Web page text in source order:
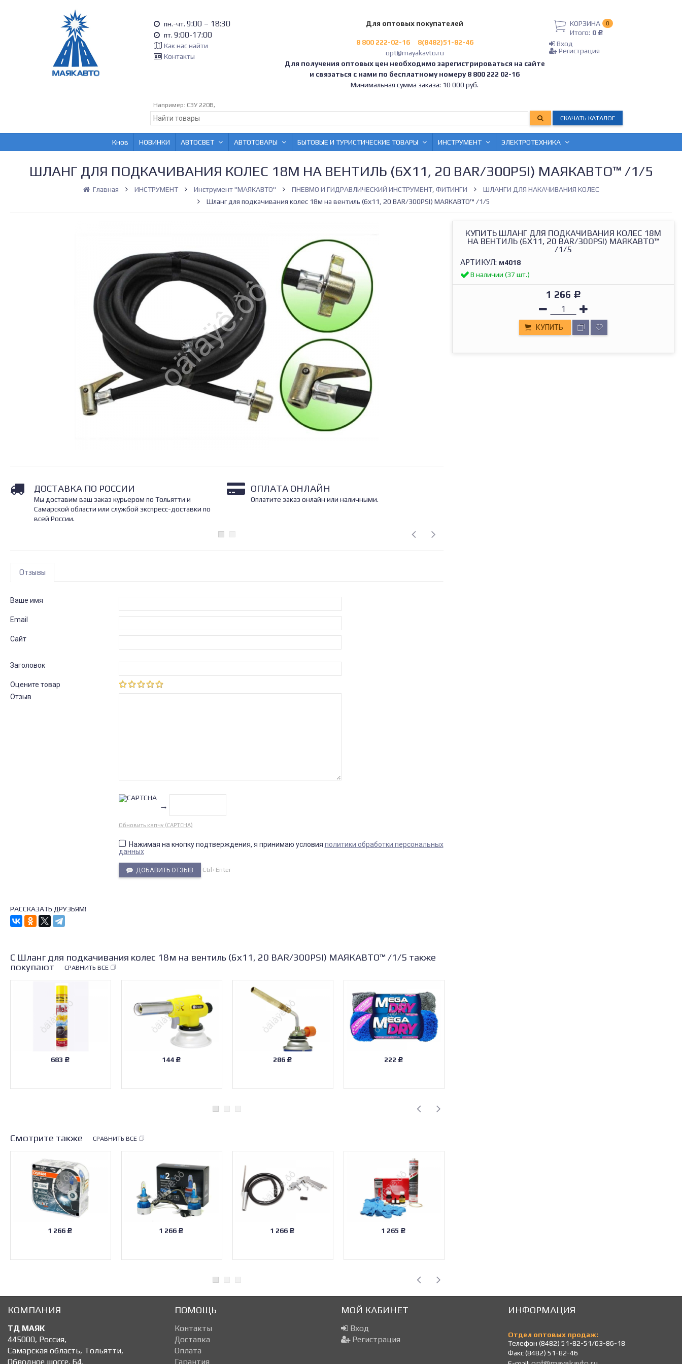
пн.-чт. 9:00 – 18:30
пт. 9:00-17:00
Как нас найти
Контакты
Для оптовых покупателей
8 800 222-02-16
8(8482)51-82-46
opt@mayakavto.ru
Для получения оптовых цен необходимо зарегистрироваться на сайте
и связаться с нами по бесплатному номеру 8 800 222 02-16
Минимальная сумма заказа: 10 000 руб.
КОРЗИНА 0
Итого: 0 Р
Вход
Регистрация
Например: СЗУ 220В,
СКАЧАТЬ КАТАЛОГ
Кнов НОВИНКИ АВТОСВЕТ АВТОТОВАРЫ БЫТОВЫЕ И ТУРИСТИЧЕСКИЕ ТОВАРЫ ИНСТРУМЕНТ ЭЛЕКТРОТЕХНИКА
ШЛАНГ ДЛЯ ПОДКАЧИВАНИЯ КОЛЕС 18М НА ВЕНТИЛЬ (6Х11, 20 BAR/300PSI) МАЯКАВТО™ /1/5
Главная ИНСТРУМЕНТ Инструмент "МАЯКАВТО" ПНЕВМО И ГИДРАВЛИЧЕСКИЙ ИНСТРУМЕНТ, ФИТИНГИ
ШЛАНГИ ДЛЯ НАКАЧИВАНИЯ КОЛЕС
Шланг для подкачивания колес 18м на вентиль (6х11, 20 BAR/300PSI) МАЯКАВТО™ /1/5
КУПИТЬ ШЛАНГ ДЛЯ ПОДКАЧИВАНИЯ КОЛЕС 18М
НА ВЕНТИЛЬ (6Х11, 20 BAR/300PSI) МАЯКАВТО™
/1/5
АРТИКУЛ: м4018
В наличии (37 шт.)
1 266 Р
КУПИТЬ
ДОСТАВКА ПО РОССИИ
Мы доставим ваш заказ курьером по Тольятти и
Самарской области или службой экспресс-доставки по
всей России.
ОПЛАТА ОНЛАЙН
Оплатите заказ онлайн или наличными.
Отзывы
Ваше имя
Email
Сайт
Заголовок
Оцените товар
Отзыв
→
Обновить капчу (CAPTCHA)
Нажимая на кнопку подтверждения, я принимаю условия политики обработки персональных
данных
ДОБАВИТЬ ОТЗЫВ Ctrl+Enter
РАССКАЗАТЬ ДРУЗЬЯМ!
С Шланг для подкачивания колес 18м на вентиль (6х11, 20 BAR/300PSI) МАЯКАВТО™ /1/5 также
покупают
СРАВНИТЬ ВСЕ
683 Р 144 Р 286 Р 222 Р
Смотрите также СРАВНИТЬ ВСЕ
1 266 Р 1 266 Р 1 266 Р 1 265 Р
КОМПАНИЯ
ТД МАЯК
445000, Россия,
Самарская область, Тольятти,
Обводное шоссе, 64,
ПОМОЩЬ
Контакты
Доставка
Оплата
Гарантия
МОЙ КАБИНЕТ
Вход
Регистрация
ИНФОРМАЦИЯ
Отдел оптовых продаж:
Телефон (8482) 51-82-51/63-86-18
Факс (8482) 51-82-46